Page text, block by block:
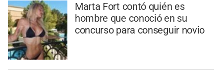
Marta Fort contó quién es
hombre que conoció en su
concurso para conseguir novio